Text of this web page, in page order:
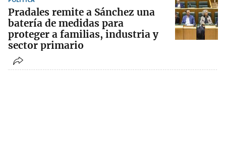
Pradales remite a Sánchez una
batería de medidas para
proteger a familias, industria y
sector primario